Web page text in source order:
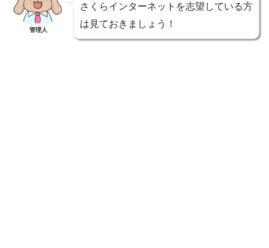
管理人
さくらインターネットを志望している方
は見ておきましょう！